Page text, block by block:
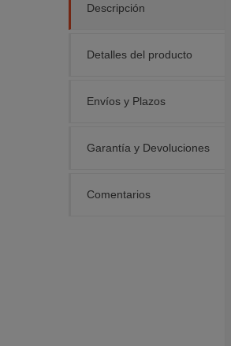
Descripción
Detalles del producto
Envíos y Plazos
Garantía y Devoluciones
Comentarios